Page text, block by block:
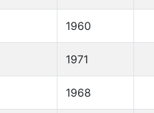
1960
1971
1968